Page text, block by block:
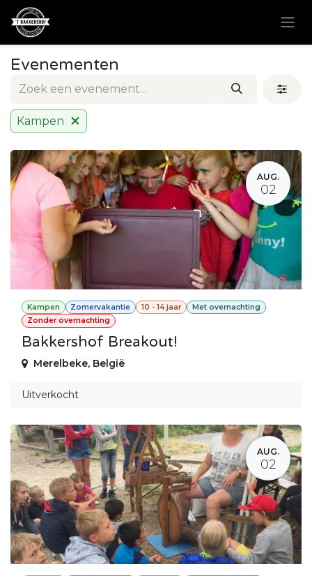
Overslaan naar inhoud
Evenementen
Kampen
AUG.
02
Kampen Zomervakantie 10 - 14 jaar
Met overnachting
Zonder overnachting
Bakkershof Breakout!
Merelbeke, België
Uitverkocht
AUG.
02